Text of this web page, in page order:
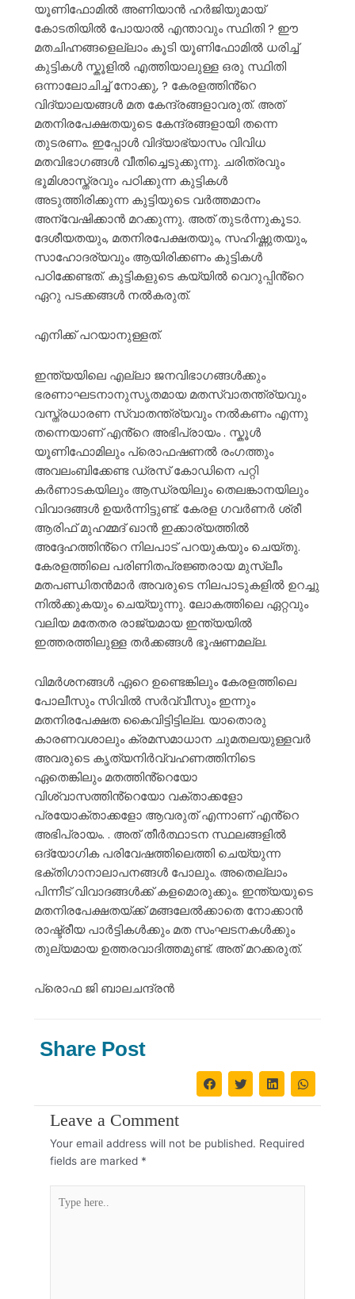
യൂണിഫോമിൽ അണിയാൻ ഹർജിയുമായ്
കോടതിയിൽ പോയാൽ എന്താവും സ്ഥിതി ? ഈ
മതചിഹ്നങ്ങളെല്ലാം കൂടി യൂണിഫോമിൽ ധരിച്ച്
കുട്ടികൾ സ്കൂളിൽ എത്തിയാലുള്ള ഒരു സ്ഥിതി
ഒന്നാലോചിച്ച് നോക്കു, ? കേരളത്തിൻ്റെ
വിദ്യാലയങ്ങൾ മത കേന്ദ്രങ്ങളാവരുത്. അത്
മതനിരപേക്ഷതയുടെ കേന്ദ്രങ്ങളായി തന്നെ
തുടരണം. ഇപ്പോൾ വിദ്യാഭ്യാസം വിവിധ
മതവിഭാഗങ്ങൾ വീതിച്ചെടുക്കുന്നു. ചരിത്രവും
ഭൂമിശാസ്ത്രവും പഠിക്കുന്ന കുട്ടികൾ
അടുത്തിരിക്കുന്ന കുട്ടിയുടെ വർത്തമാനം
അന്വേഷിക്കാൻ മറക്കുന്നു. അത് തുടർന്നുകൂടാ.
ദേശീയതയും, മതനിരപേക്ഷതയും, സഹിഷ്ണുതയും,
സാഹോദര്യവും ആയിരിക്കണം കുട്ടികൾ
പഠിക്കേണ്ടത്. കുട്ടികളുടെ കയ്യിൽ വെറുപ്പിൻ്റെ
ഏറു പടക്കങ്ങൾ നൽകരുത്.
എനിക്ക് പറയാനുള്ളത്.
ഇന്ത്യയിലെ എല്ലാ ജനവിഭാഗങ്ങൾക്കും
ഭരണാഘടനാനുസൃതമായ മതസ്വാതന്ത്ര്യവും
വസ്ത്രധാരണ സ്വാതന്ത്ര്യവും നൽകണം എന്നു
തന്നെയാണ് എൻ്റെ അഭിപ്രായം . സ്കൂൾ
യൂണിഫോമിലും പ്രൊഫഷണൽ രംഗത്തും
അവലംബിക്കേണ്ട ഡ്രസ് കോഡിനെ പറ്റി
കർണാടകയിലും ആന്ധ്രയിലും തെലങ്കാനയിലും
വിവാദങ്ങൾ ഉയർന്നിട്ടുണ്ട്. കേരള ഗവർണർ ശ്രീ
ആരിഫ് മുഹമ്മദ് ഖാൻ ഇക്കാര്യത്തിൽ
അദ്ദേഹത്തിൻ്റെ നിലപാട് പറയുകയും ചെയ്തു.
കേരളത്തിലെ പരിണിതപ്രജ്ഞരായ മുസ്ലീം
മതപണ്ഡിതൻമാർ അവരുടെ നിലപാടുകളിൽ ഉറച്ചു
നിൽക്കുകയും ചെയ്യുന്നു. ലോകത്തിലെ ഏറ്റവും
വലിയ മതേതര രാജ്യമായ ഇന്ത്യയിൽ
ഇത്തരത്തിലുള്ള തർക്കങ്ങൾ ഭൂഷണമല്ല.
വിമർശനങ്ങൾ ഏറെ ഉണ്ടെങ്കിലും കേരളത്തിലെ
പോലീസും സിവിൽ സർവ്വീസും ഇന്നും
മതനിരപേക്ഷത കൈവിട്ടിട്ടില്ല. യാതൊരു
കാരണവശാലും ക്രമസമാധാന ചുമതലയുള്ളവർ
അവരുടെ കൃത്യനിർവ്വഹണത്തിനിടെ
ഏതെങ്കിലും മതത്തിൻ്റെയോ
വിശ്വാസത്തിൻ്റെയോ വക്താക്കളോ
പ്രയോക്താക്കളോ ആവരുത് എന്നാണ് എൻ്റെ
അഭിപ്രായം. . അത് തീർത്ഥാടന സ്ഥലങ്ങളിൽ
ഒദ്യോഗിക പരിവേഷത്തിലെത്തി ചെയ്യുന്ന
ഭക്തിഗാനാലാപനങ്ങൾ പോലും. അതെല്ലാം
പിന്നീട് വിവാദങ്ങൾക്ക് കളമൊരുക്കും. ഇന്ത്യയുടെ
മതനിരപേക്ഷതയ്ക്ക് മങ്ങലേൽക്കാതെ നോക്കാൻ
രാഷ്ട്രീയ പാർട്ടികൾക്കും മത സംഘടനകൾക്കും
തുല്യമായ ഉത്തരവാദിത്തമുണ്ട്. അത് മറക്കരുത്.
പ്രൊഫ ജി ബാലചന്ദ്രൻ
Share Post
Leave a Comment
Your email address will not be published. Required
fields are marked *
here..